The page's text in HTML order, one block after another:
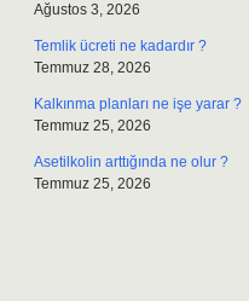
Ağustos 3, 2026
Temlik ücreti ne kadardır ?
Temmuz 28, 2026
Kalkınma planları ne işe yarar ?
Temmuz 25, 2026
Asetilkolin arttığında ne olur ?
Temmuz 25, 2026